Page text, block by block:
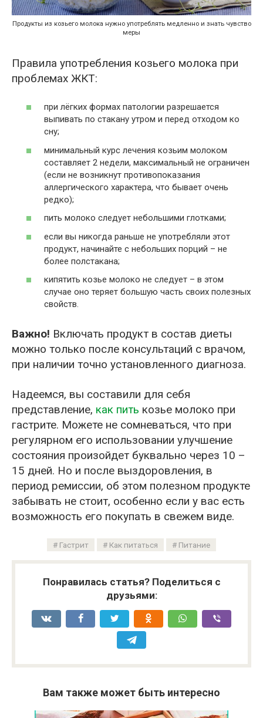
Продукты из козьего молока нужно употреблять медленно и знать чувство
меры
Правила употребления козьего молока при
проблемах ЖКТ:
при лёгких формах патологии разрешается
выпивать по стакану утром и перед отходом ко
сну;
минимальный курс лечения козьим молоком
составляет 2 недели, максимальный не ограничен
(если не возникнут противопоказания
аллергического характера, что бывает очень
редко);
пить молоко следует небольшими глотками;
если вы никогда раньше не употребляли этот
продукт, начинайте с небольших порций – не
более полстакана;
кипятить козье молоко не следует – в этом
случае оно теряет большую часть своих полезных
свойств.
Важно! Включать продукт в состав диеты
можно только после консультаций с врачом,
при наличии точно установленного диагноза.
Надеемся, вы составили для себя
представление, как пить козье молоко при
гастрите. Можете не сомневаться, что при
регулярном его использовании улучшение
состояния произойдет буквально через 10 –
15 дней. Но и после выздоровления, в
период ремиссии, об этом полезном продукте
забывать не стоит, особенно если у вас есть
возможность его покупать в свежем виде.
Гастрит Как питаться Питание
Понравилась статья? Поделиться с
друзьями:
Вам также может быть интересно